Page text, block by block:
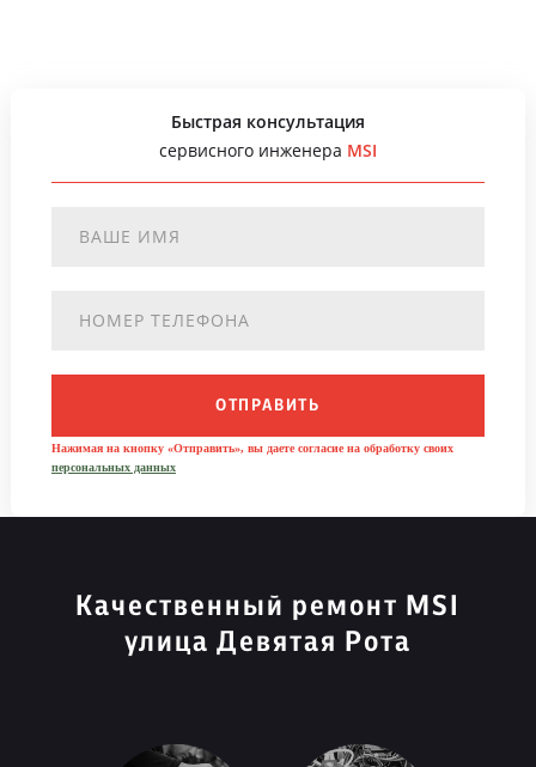
Быстрая консультация
сервисного инженера MSI
ОТПРАВИТЬ
Нажимая на кнопку «Отправить», вы даете согласие на обработку своих
персональных данных
Качественный ремонт MSI
улица Девятая Рота